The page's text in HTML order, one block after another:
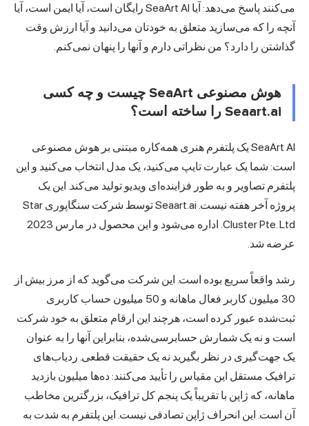
می‌کنند پاسخ می‌دهد: آیا SeaArt AI رایگان است، آیا ایمن است، آیا
آنچه را که می‌سازید متعلق به خودتان می‌دانید و آیا ارزش وقت
گذاشتن را دارد؟ من نظراتی دارم و آنها را پنهان نمی‌کنم.
هوش مصنوعی SeaArt چیست و چه کسی
Seaart.ai را ساخته است؟
SeaArt AI یک پلتفرم هنری همه‌کاره مبتنی بر هوش مصنوعی
است: شما یک عبارت تایپ می‌کنید، یک مدل انتخاب می‌کنید و این
پلتفرم تصاویر و به طور فزاینده‌ای ویدیو تولید می‌کند. این یک
پروژه آخر هفته نیست. Seaart.ai توسط شرکت سنگاپوری Star
Cluster Pte. Ltd. اداره می‌شود و این محصول در مارس 2023
عرضه شد.
رشد واقعاً سریع بوده است. این شرکت می‌گوید که از مرز بیش از
30 میلیون کاربر فعال ماهانه و 50 میلیون حساب کاربری
ثبت‌شده عبور کرده است، هرچند این ارقام متعلق به خود شرکت
است و نه یک شمارش حسابرسی‌شده، بنابراین آنها را به عنوان
یک جهت‌گیری در نظر بگیرید نه یک حقیقت قطعی. ردیاب‌های
ترافیک مستقل این مقیاس را تأیید می‌کنند: ده‌ها میلیون بازدید
ماهانه، که ژاپن با تقریباً یک پنجم کل ترافیک، بزرگترین مخاطب
آن است. این انحراف ژاپن تصادفی نیست. این پلتفرم به شدت به